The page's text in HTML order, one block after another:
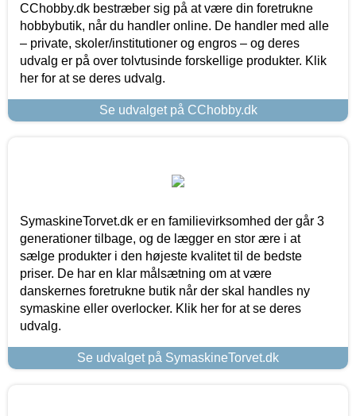
CChobby.dk bestræber sig på at være din foretrukne
hobbybutik, når du handler online. De handler med alle
– private, skoler/institutioner og engros – og deres
udvalg er på over tolvtusinde forskellige produkter. Klik
her for at se deres udvalg.
Se udvalget på CChobby.dk
SymaskineTorvet.dk er en familievirksomhed der går 3
generationer tilbage, og de lægger en stor ære i at
sælge produkter i den højeste kvalitet til de bedste
priser. De har en klar målsætning om at være
danskernes foretrukne butik når der skal handles ny
symaskine eller overlocker. Klik her for at se deres
udvalg.
Se udvalget på SymaskineTorvet.dk